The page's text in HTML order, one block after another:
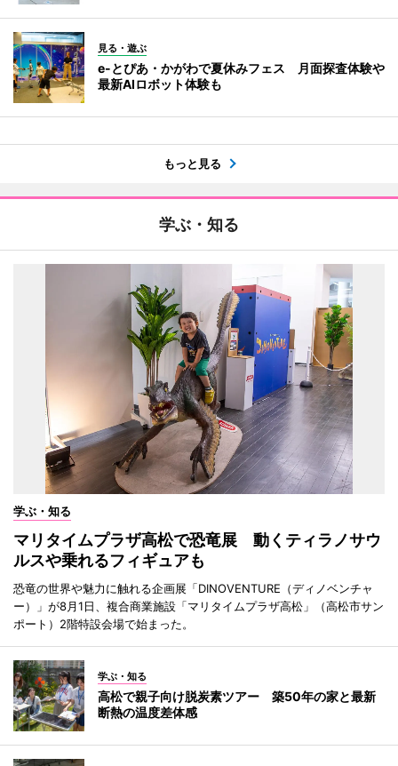
見る・遊ぶ
e-とぴあ・かがわで夏休みフェス 月面探査体験や
最新AIロボット体験も
もっと見る
学ぶ・知る
学ぶ・知る
マリタイムプラザ高松で恐竜展 動くティラノサウ
ルスや乗れるフィギュアも
恐竜の世界や魅力に触れる企画展「DINOVENTURE（ディノベンチャ
ー）」が8月1日、複合商業施設「マリタイムプラザ高松」（高松市サン
ポート）2階特設会場で始まった。
学ぶ・知る
高松で親子向け脱炭素ツアー 築50年の家と最新
断熱の温度差体感